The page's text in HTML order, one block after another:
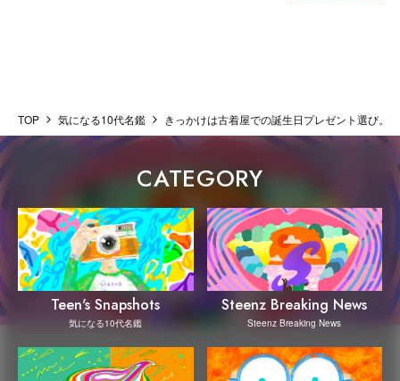
TOP 気になる10代名鑑 きっかけは古着屋での誕生日プレゼント選び。
CATEGORY
Teen's Snapshots
気になる10代名鑑
Steenz Breaking News
Steenz Breaking News